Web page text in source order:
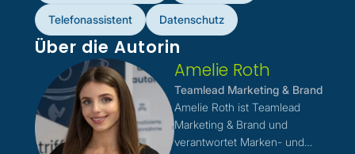
Telefonassistent Datenschutz
Über die Autorin
Amelie Roth
Teamlead Marketing & Brand
Amelie Roth ist Teamlead
Marketing & Brand und
verantwortet Marken- und